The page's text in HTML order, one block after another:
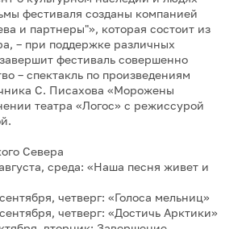
фестиваля созданы компанией
и партнеры"», которая состоит из
– при поддержке различных
фестиваль совершенно
– спектакль по произведениям
С. Писахова «Морожены
театра «Логос» с режиссурой
Севера
среда: «Наша песня живет и
четверг: «Голоса мельниц»
четверг: «Достичь Арктики»